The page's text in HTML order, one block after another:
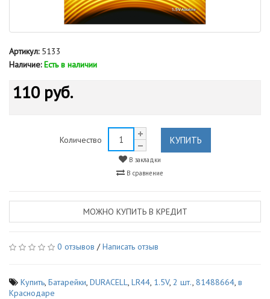
Артикул:5133
Наличие: Есть в наличии
110 руб.
Количество КУПИТЬ
В закладки
В сравнение
МОЖНО КУПИТЬ В КРЕДИТ
0 отзывов /Написать отзыв
Купить, Батарейки, DURACELL, LR44, 1.5V, 2 шт., 81488664, в
Краснодаре